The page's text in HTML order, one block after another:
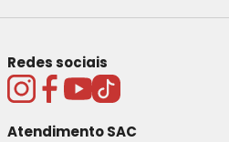
Redes sociais
Atendimento SAC